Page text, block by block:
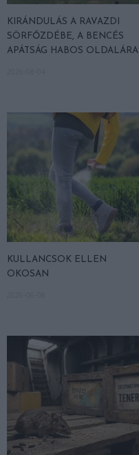
KIRÁNDULÁS A RAVAZDI
SÖRFŐZDÉBE, A BENCÉS
APÁTSÁG HABOS OLDALÁRA
KULLANCSOK ELLEN
OKOSAN